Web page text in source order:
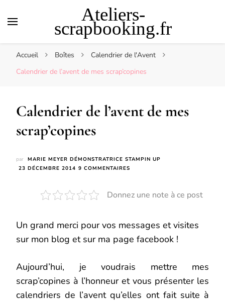
Ateliers-
scrapbooking.fr
Accueil Boîtes
Calendrier de l'Avent
Calendrier de l’avent de mes scrap’copines
Calendrier de l’avent de mes
scrap’copines
par
MARIE MEYER DÉMONSTRATRICE STAMPIN UP
23 DÉCEMBRE 2014 9 COMMENTAIRES
L’AVENT
SCRAP’COPINES
Donnez une note à ce post
Un grand merci pour vos messages et visites
sur mon blog et sur ma page facebook !
Aujourd’hui, je voudrais mettre mes
scrap’copines à l’honneur et vous présenter les
calendriers de l’avent qu’elles ont fait suite à